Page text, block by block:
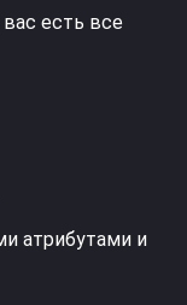
есть все
атрибутами и